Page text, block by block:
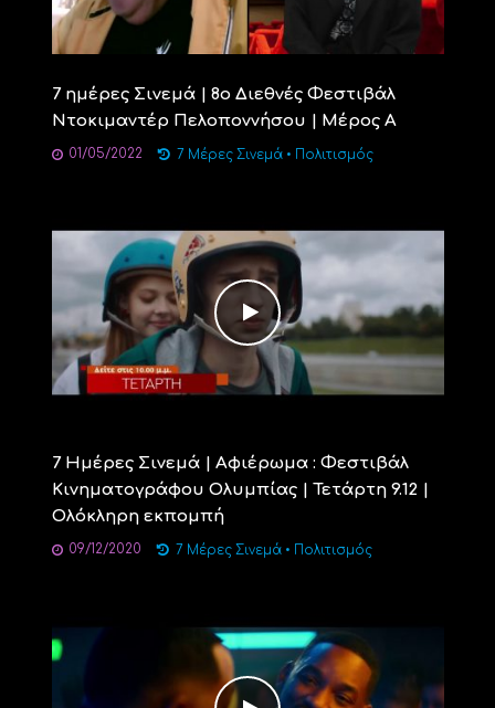
7 ημέρες Σινεμά | 8ο Διεθνές Φεστιβάλ
Ντοκιμαντέρ Πελοποννήσου | Μέρος Α
01/05/2022 7 Μέρες Σινεμά • Πολιτισμός
7 Ημέρες Σινεμά | Αφιέρωμα : Φεστιβάλ
Κινηματογράφου Ολυμπίας | Τετάρτη 9.12 |
Ολόκληρη εκπομπή
09/12/2020 7 Μέρες Σινεμά • Πολιτισμός